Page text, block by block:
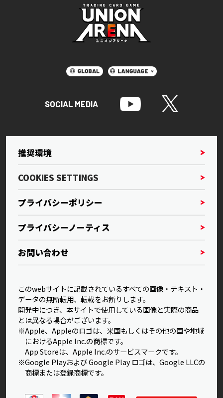
SOCIAL MEDIA
推奨環境
COOKIES SETTINGS
プライバシーポリシー
プライバシーノーティス
お問い合わせ
このwebサイトに記載されているすべての画像・テキスト・
データの無断転用、転載をお断りします。
開発中につき、本サイトで使用している画像と実際の商品
とは異なる場合がございます。
※Apple、Appleのロゴは、米国もしくはその他の国や地域
におけるApple Inc.の商標です。
App Storeは、Apple Inc.のサービスマークです。
※Google Playおよび Google Play ロゴは、Google LLCの
商標または登録商標です。